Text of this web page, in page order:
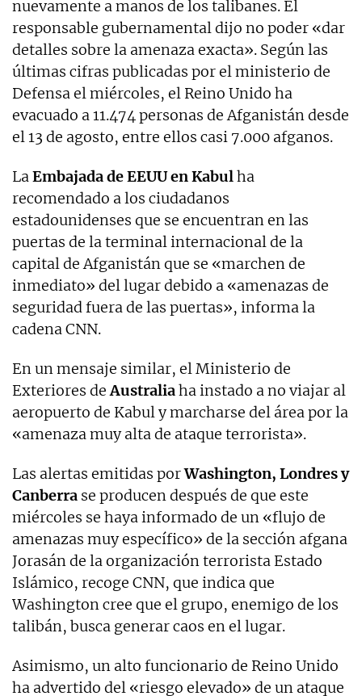
nuevamente a manos de los talibanes. El
responsable gubernamental dijo no poder «dar
detalles sobre la amenaza exacta». Según las
últimas cifras publicadas por el ministerio de
Defensa el miércoles, el Reino Unido ha
evacuado a 11.474 personas de Afganistán desde
el 13 de agosto, entre ellos casi 7.000 afganos.
LaEmbajada de EEUU en Kabulha
recomendado a los ciudadanos
estadounidenses que se encuentran en las
puertas de la terminal internacional de la
capital de Afganistán que se «marchen de
inmediato» del lugar debido a «amenazas de
seguridad fuera de las puertas», informa la
cadena CNN.
En un mensaje similar, el Ministerio de
Exteriores deAustraliaha instado a no viajar al
aeropuerto de Kabul y marcharse del área por la
«amenaza muy alta de ataque terrorista».
Las alertas emitidas porWashington, Londres y
Canberra se producen después de que este
miércoles se haya informado de un «flujo de
amenazas muy específico» de la sección afgana
Jorasán de la organización terrorista Estado
Islámico, recoge CNN, que indica que
Washington cree que el grupo, enemigo de los
talibán, busca generar caos en el lugar.
Asimismo, un alto funcionario de Reino Unido
ha advertido del «riesgo elevado» de un ataque